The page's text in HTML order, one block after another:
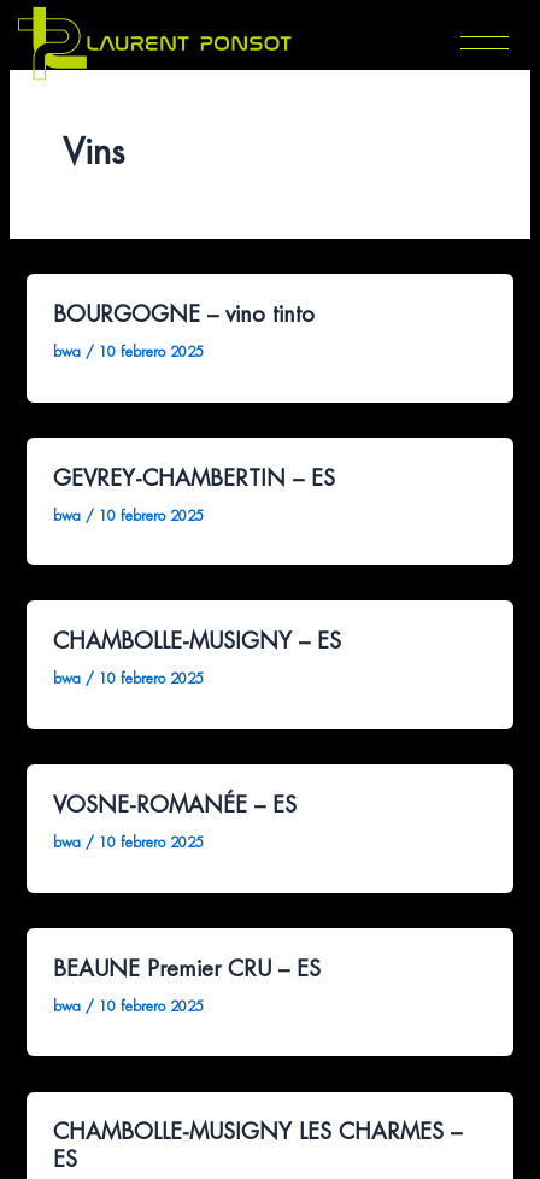
contenido
Vins
BOURGOGNE – vino tinto
bwa / 10 febrero 2025
GEVREY-CHAMBERTIN – ES
bwa / 10 febrero 2025
CHAMBOLLE-MUSIGNY – ES
bwa / 10 febrero 2025
VOSNE-ROMANÉE – ES
bwa / 10 febrero 2025
BEAUNE Premier CRU – ES
bwa / 10 febrero 2025
CHAMBOLLE-MUSIGNY LES CHARMES –
ES